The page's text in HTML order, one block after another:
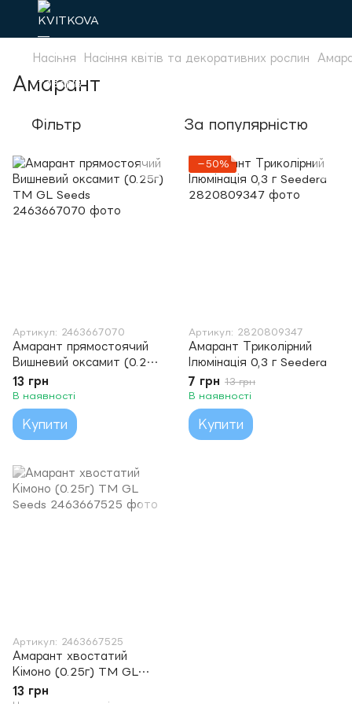
Насіння Насіння квітів та декоративних рослин
Амарант
Фільтр За популярністю
Артикул: 2463667070
Амарант прямостоячий
Вишневий оксамит (0.25г)
TM GL Seeds
13 грн
В наявності
Купити
−50%
Артикул: 2820809347
Амарант Триколірний
Ілюмінація 0,3 г Seedera
7 грн 13 грн
В наявності
Купити
Артикул: 2463667525
Амарант хвостатий
Кімоно (0.25г) TM GL
Seeds
13 грн